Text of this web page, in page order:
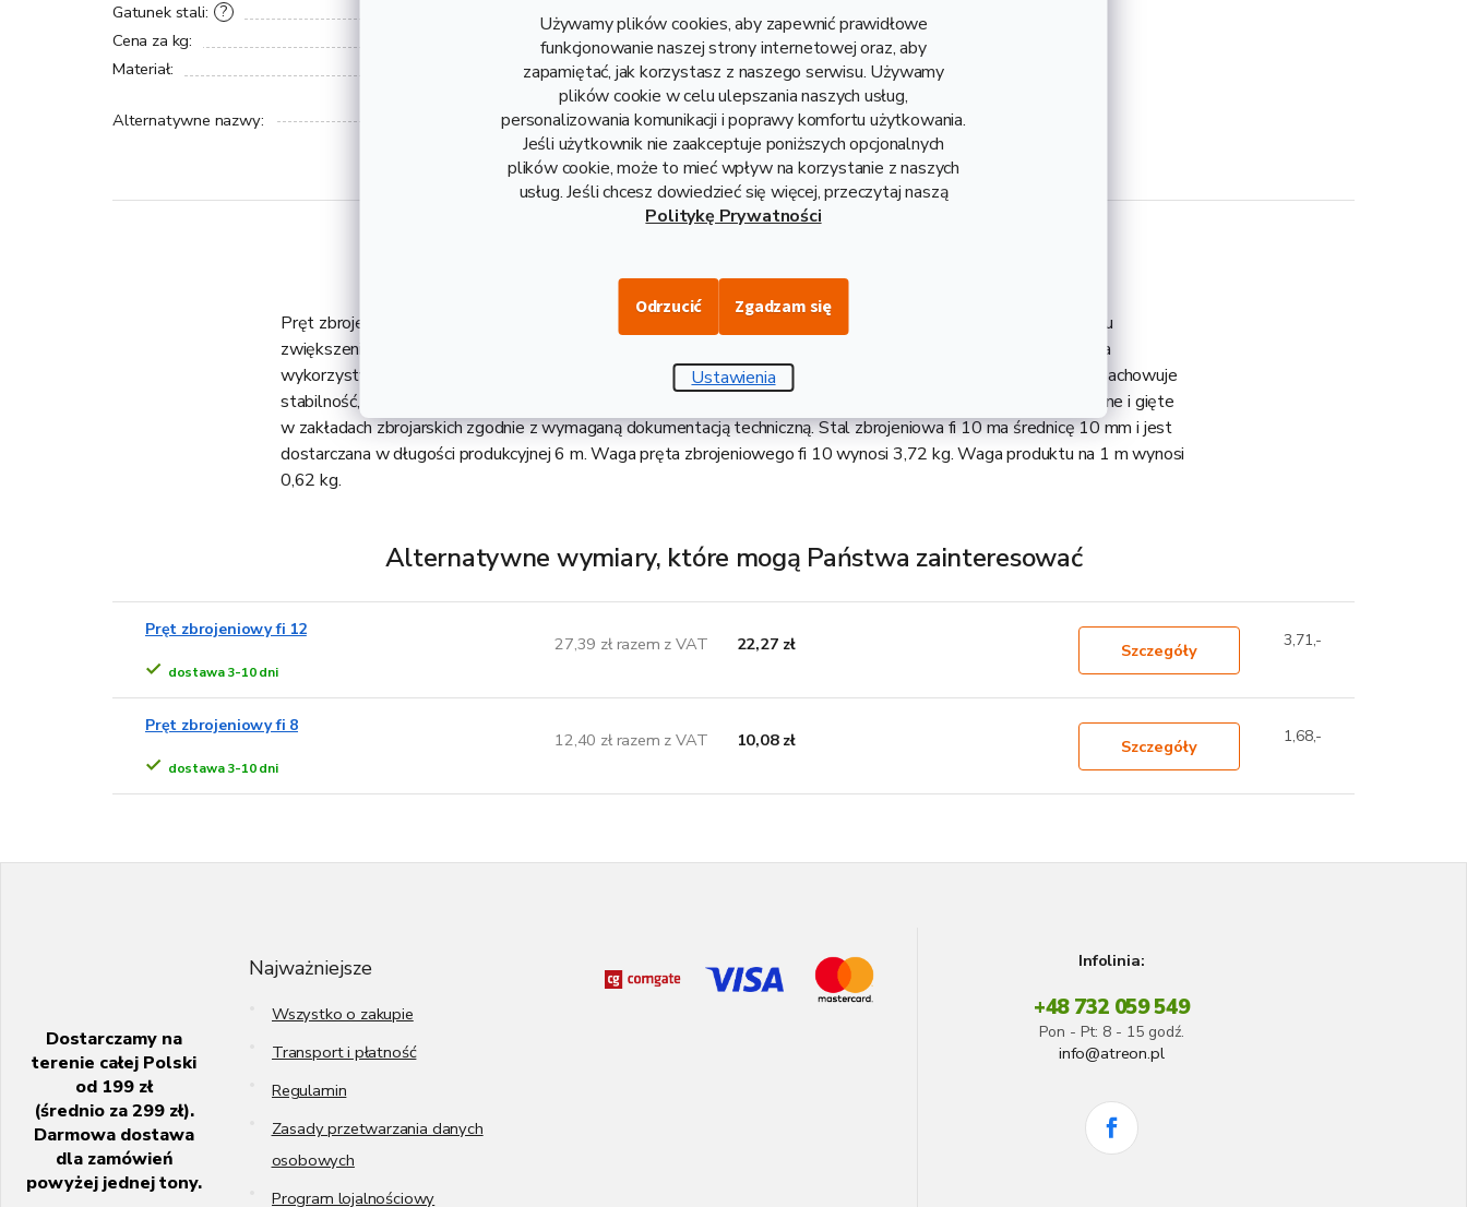
Używamy plików cookies, aby zapewnić prawidłowe
funkcjonowanie naszej strony internetowej oraz, aby
zapamiętać, jak korzystasz z naszego serwisu. Używamy
plików cookie w celu ulepszania naszych usług,
personalizowania komunikacji i poprawy komfortu użytkowania.
Jeśli użytkownik nie zaakceptuje poniższych opcjonalnych
plików cookie, może to mieć wpływ na korzystanie z naszych
usług. Jeśli chcesz dowiedzieć się więcej, przeczytaj naszą
Politykę Prywatności
Ustawienia
Odrzucić Zgadzam się
?
Gatunek stali: B500B
Cena za kg: 4,11 zł bez VAT
Materiał: Stal
Alternatywne nazwy:
Pręt żebrowany 10, Pręt
żebrowany fi 10
Pręt zbrojeniowy fi 10 to produkt ze stali zbrojeniowej klasy B500B, który jest wprowadzany do betonu w celu
zwiększenia jego nośności i zmniejszenia ryzyka deformacji. Jest to tak zwana żebrowana stal zbrojeniowa, która
wykorzystywana jest do produkcji betonu zbrojonego. To właśnie dzięki prętom zbrojeniowym każdy budynek zachowuje
stabilność, wytrzymałość i długą żywotność. Pręt zbrojeniowy to zbrojenie betonu, które może być kształtowane i gięte
w zakładach zbrojarskich zgodnie z wymaganą dokumentacją techniczną. Stal zbrojeniowa fi 10 ma średnicę 10 mm i jest
dostarczana w długości produkcyjnej 6 m. Waga pręta zbrojeniowego fi 10 wynosi 3,72 kg. Waga produktu na 1 m wynosi
0,62 kg.
Alternatywne wymiary, które mogą Państwa zainteresować
Pręt zbrojeniowy fi 12
dostawa 3-10 dni
27,39 zł razem z VAT 22,27 zł Szczegóły 3,71,-
Pręt zbrojeniowy fi 8
dostawa 3-10 dni
12,40 zł razem z VAT 10,08 zł Szczegóły 1,68,-
Dostarczamy na
terenie całej Polski
od 199 zł
(średnio za 299 zł).
Darmowa dostawa
dla zamówień
powyżej jednej tony.
Najważniejsze
Wszystko o zakupie
Transport i płatność
Regulamin
Zasady przetwarzania danych
osobowych
Program lojalnościowy
Infolinia:
+48 732 059 549
Pon - Pt: 8 - 15 godź.
info@atreon.pl